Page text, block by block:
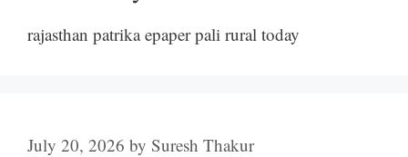
rajasthan patrika epaper pali rural today
July 20, 2026 by Suresh Thakur